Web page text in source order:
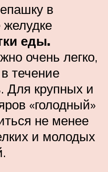
в
еды.
очень легко,
течение
Для крупных и
«голодный»
не менее
и молодых